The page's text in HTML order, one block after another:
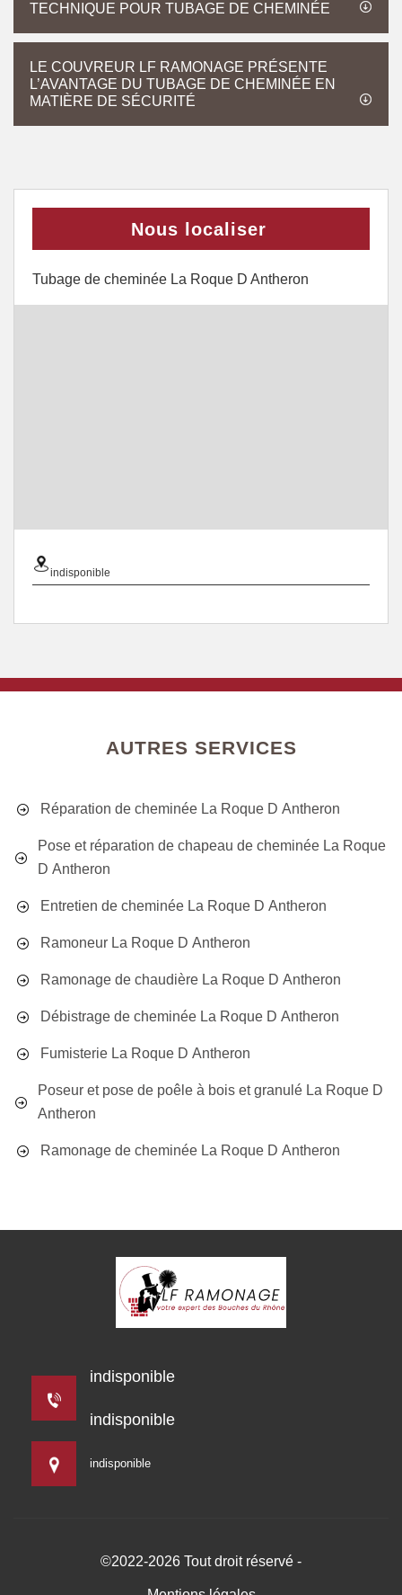
TECHNIQUE POUR TUBAGE DE CHEMINÉE
LE COUVREUR LF RAMONAGE PRÉSENTE
L’AVANTAGE DU TUBAGE DE CHEMINÉE EN
MATIÈRE DE SÉCURITÉ
Nous localiser
Tubage de cheminée La Roque D Antheron
indisponible
AUTRES SERVICES
Réparation de cheminée La Roque D Antheron
Pose et réparation de chapeau de cheminée La Roque
D Antheron
Entretien de cheminée La Roque D Antheron
Ramoneur La Roque D Antheron
Ramonage de chaudière La Roque D Antheron
Débistrage de cheminée La Roque D Antheron
Fumisterie La Roque D Antheron
Poseur et pose de poêle à bois et granulé La Roque D
Antheron
Ramonage de cheminée La Roque D Antheron
indisponible
indisponible
indisponible
©2022-2026 Tout droit réservé -